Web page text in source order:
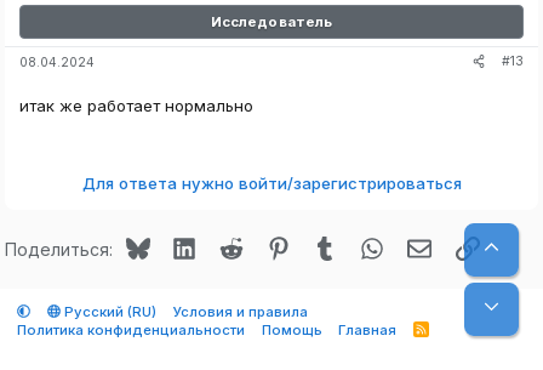
Исследователь
08.04.2024 #13
итак же работает нормально
Для ответа нужно войти/зарегистрироваться
Поделиться: BlueskyLinkedInReddit PinterestTumblr WhatsApp Ссылка
Русский (RU)
Условия и правила
Политика конфиденциальности
Помощь Главная
R